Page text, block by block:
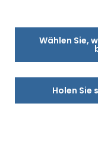
Wählen Sie,
Holen Sie